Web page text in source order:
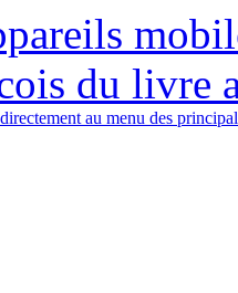
du livre
au menu des